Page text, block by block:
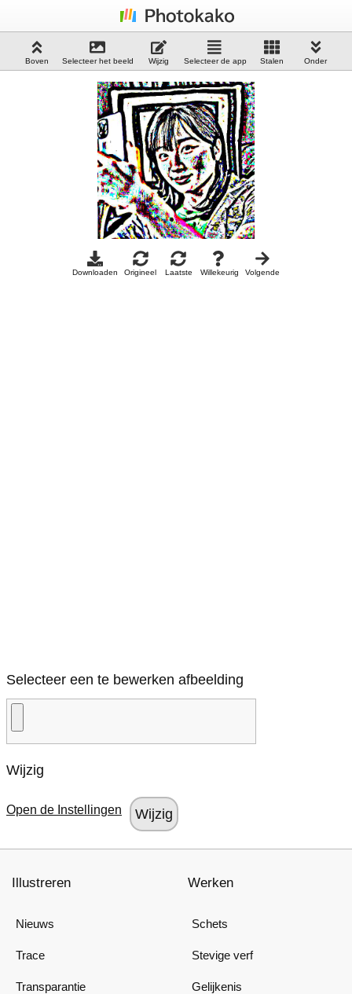
Boven Selecteer het beeld Wijzig Selecteer de app Stalen Onder
Downloaden Origineel Laatste Willekeurig Volgende
Selecteer een te bewerken afbeelding
Wijzig
Open de Instellingen
Illustreren
Nieuws
Trace
Transparantie
Werken
Schets
Stevige verf
Gelijkenis